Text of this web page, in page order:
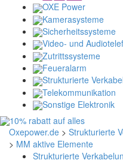
OXE Power
Kamerasysteme
Sicherheitssysteme
Video- und
Zutrittssysteme
Feueralarm
Strukturierte
Telekommunikation
Sonstige Elektronik
Oxepower.de > Strukturierte
> MM aktive Elemente
Strukturierte